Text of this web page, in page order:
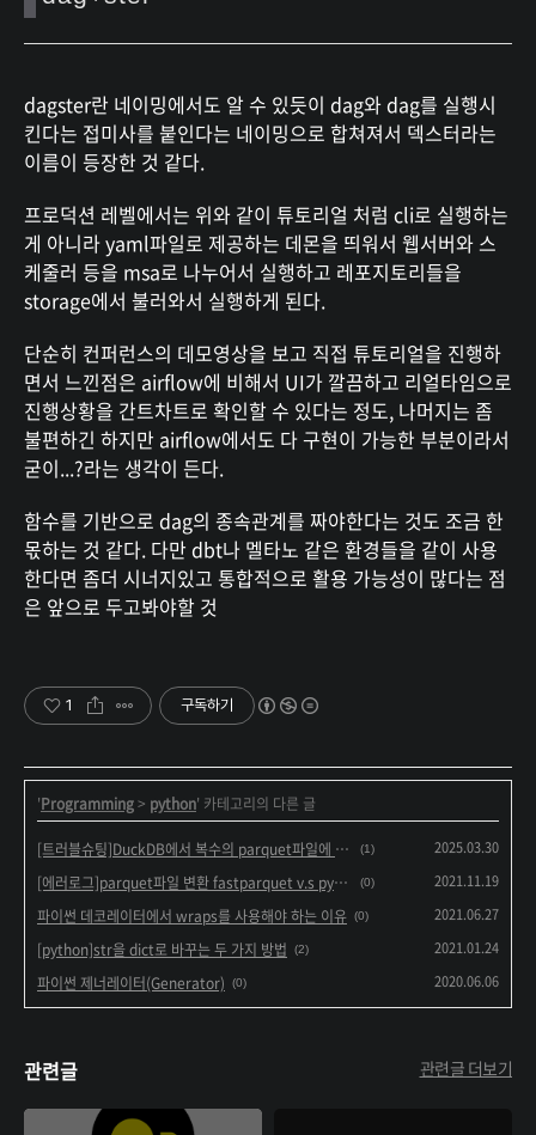
dagster란 네이밍에서도 알 수 있듯이 dag와 dag를 실행시
킨다는 접미사를 붙인다는 네이밍으로 합쳐져서 덱스터라는
이름이 등장한 것 같다.
프로덕션 레벨에서는 위와 같이 튜토리얼 처럼 cli로 실행하는
게 아니라 yaml파일로 제공하는 데몬을 띄워서 웹서버와 스
케줄러 등을 msa로 나누어서 실행하고 레포지토리들을
storage에서 불러와서 실행하게 된다.
단순히 컨퍼런스의 데모영상을 보고 직접 튜토리얼을 진행하
면서 느낀점은 airflow에 비해서 UI가 깔끔하고 리얼타임으로
진행상황을 간트차트로 확인할 수 있다는 정도, 나머지는 좀
불편하긴 하지만 airflow에서도 다 구현이 가능한 부분이라서
굳이...?라는 생각이 든다.
함수를 기반으로 dag의 종속관계를 짜야한다는 것도 조금 한
몫하는 것 같다. 다만 dbt나 멜타노 같은 환경들을 같이 사용
한다면 좀더 시너지있고 통합적으로 활용 가능성이 많다는 점
은 앞으로 두고봐야할 것
1 구독하기
'Programming> python' 카테고리의 다른 글
[트러블슈팅]DuckDB에서 복수의 parquet파일에 접근할때 컬럼을 못찾는 문제 (1) 2025.03.30
[에러로그]parquet파일 변환 fastparquet v.s pyarrow (0) 2021.11.19
파이썬 데코레이터에서 wraps를 사용해야 하는 이유 (0) 2021.06.27
[python]str을 dict로 바꾸는 두 가지 방법 (2) 2021.01.24
파이썬 제너레이터(Generator) (0) 2020.06.06
관련글 관련글 더보기